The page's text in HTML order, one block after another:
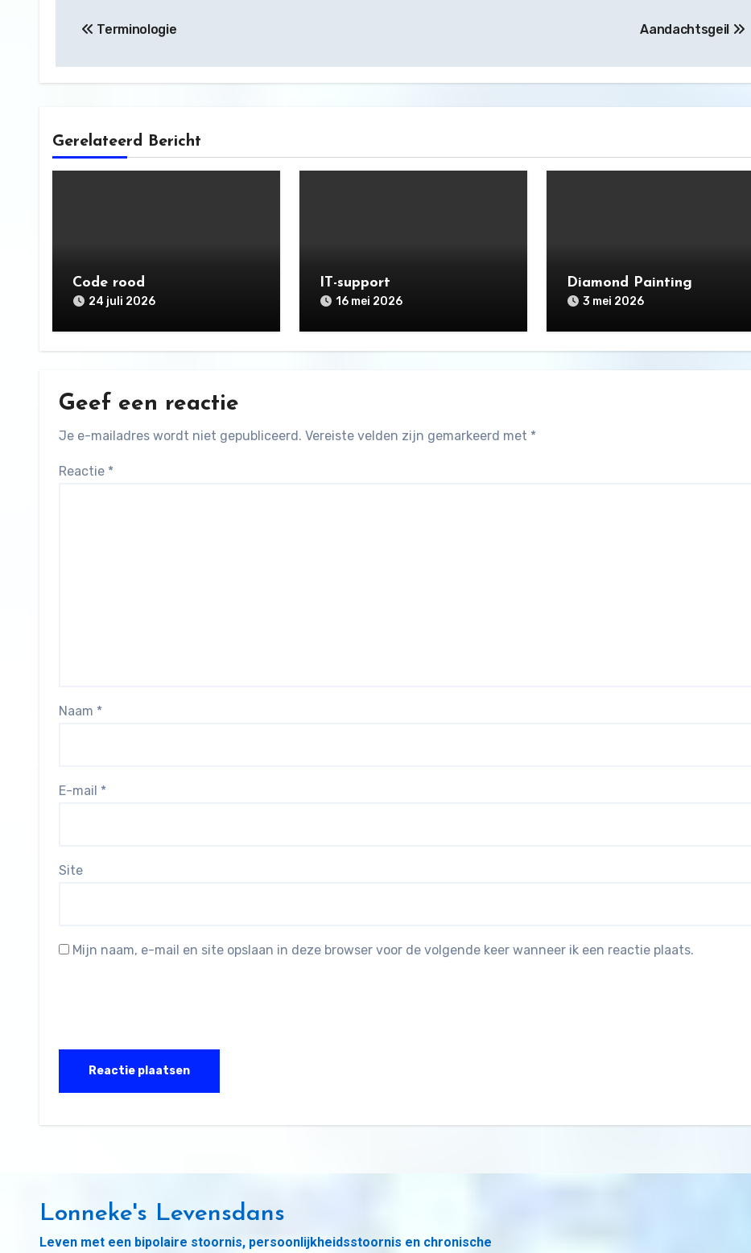
navigatie
Terminologie Aandachtsgeil
Gerelateerd Bericht
Code rood
24 juli 2026
IT-support
16 mei 2026
Diamond Painting
3 mei 2026
Geef een reactie
Je e-mailadres wordt niet gepubliceerd. Vereiste velden zijn gemarkeerd met *
Reactie *
Naam *
E-mail *
Site
Mijn naam, e-mail en site opslaan in deze browser voor de volgende keer wanneer ik een reactie plaats.
Lonneke's Levensdans
Leven met een bipolaire stoornis, persoonlijkheidsstoornis en chronische